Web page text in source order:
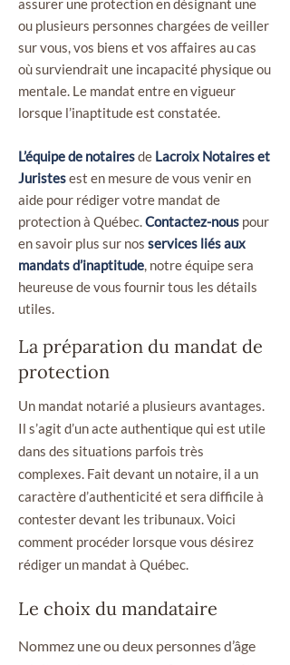
assurer une protection en désignant une
ou plusieurs personnes chargées de veiller
sur vous, vos biens et vos affaires au cas
où surviendrait une incapacité physique ou
mentale. Le mandat entre en vigueur
lorsque l’inaptitude est constatée.
L’équipe de notairesde Lacroix Notaires et
Juristesest en mesure de vous venir en
aide pour rédiger votre mandat de
protection à Québec.Contactez-nous pour
en savoir plus sur nos services liés aux
mandats d’inaptitude, notre équipe sera
heureuse de vous fournir tous les détails
utiles.
La préparation du mandat de
protection
Un mandat notarié a plusieurs avantages.
Il s’agit d’un acte authentique qui est utile
dans des situations parfois très
complexes. Fait devant un notaire, il a un
caractère d’authenticité et sera difficile à
contester devant les tribunaux. Voici
comment procéder lorsque vous désirez
rédiger un mandat à Québec.
Le choix du mandataire
Nommez une ou deux personnes d’âge